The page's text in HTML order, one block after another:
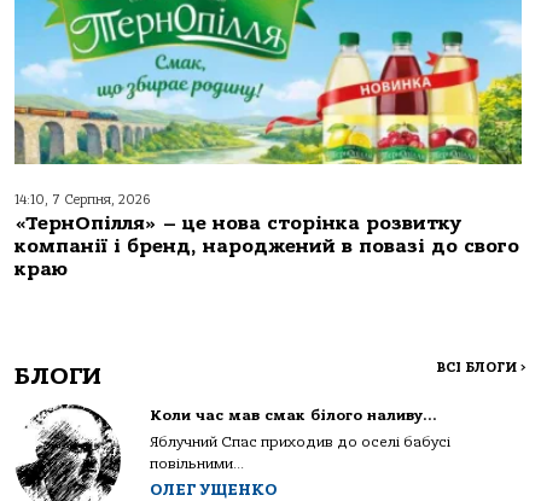
14:10, 7 Серпня, 2026
«ТернОпілля» – це нова сторінка розвитку
компанії і бренд, народжений в повазі до свого
краю
БЛОГИ ВСІ БЛОГИ >
Коли час мав смак білого наливу…
Яблучний Спас приходив до оселі бабусі
повільними...
ОЛЕГ УЩЕНКО